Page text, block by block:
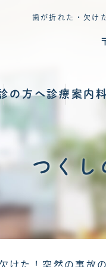
歯が折れた・欠け
の方へ診療案内
つくし
けた！突然の事故